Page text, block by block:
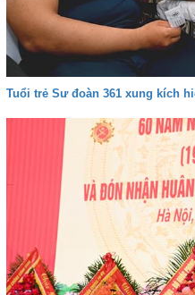
Tuổi trẻ Sư đoàn 361 xung kích